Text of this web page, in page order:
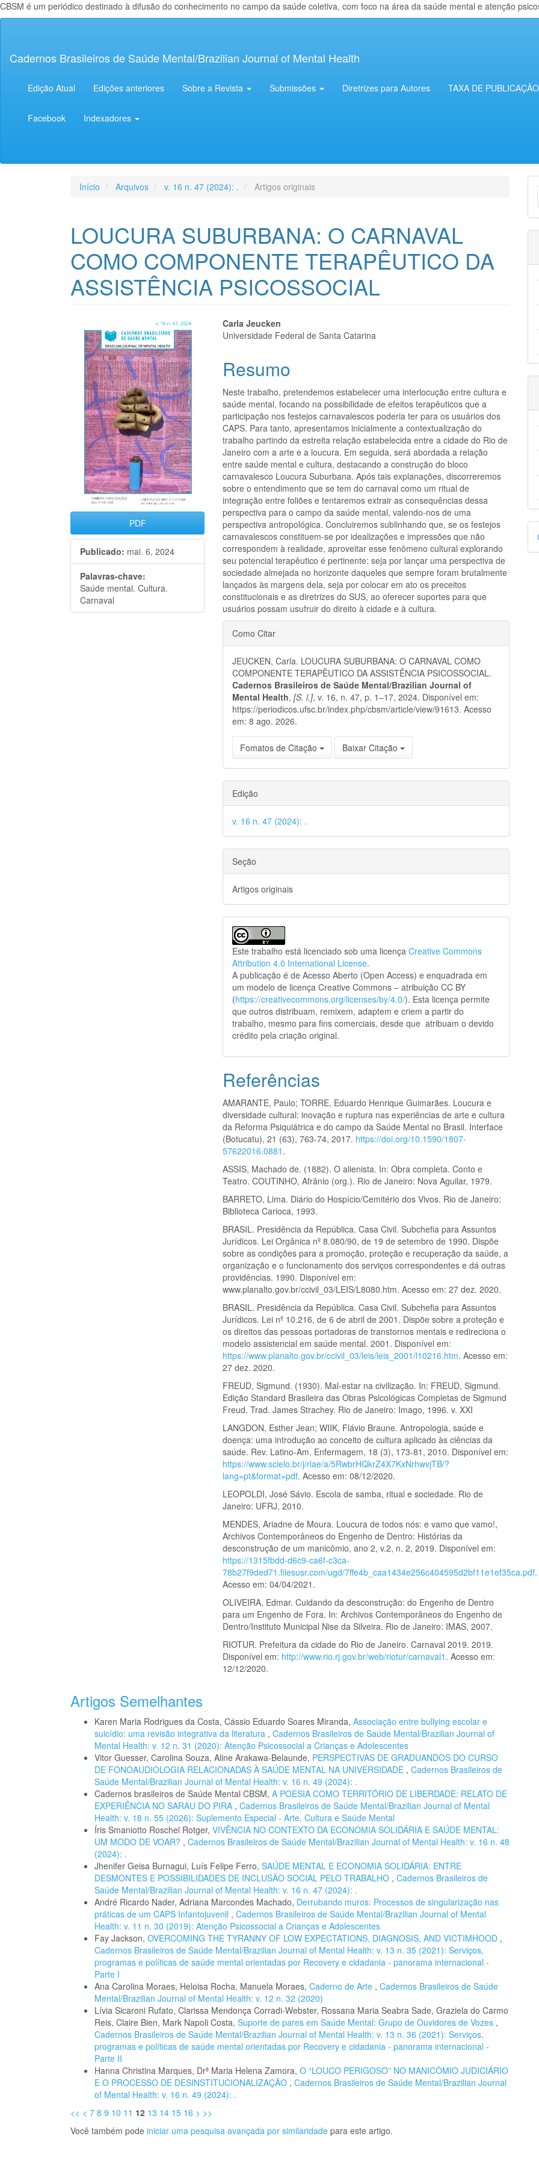
CBSM é um periódico destinado à difusão do conhecimento no campo da saúde coletiva, com foco na área da saúde mental e atenção
principal
Lateral
Cadernos Brasileiros de Saúde Mental/Brazilian Journal of Mental Health
Edição Atual Edições anteriores Sobre a Revista Submissões Diretrizes para Autores TAXA DE PUBLICAÇÃO
Facebook Indexadores
Início Arquivos v. 16 n. 47 (2024): . Artigos originais
LOUCURA SUBURBANA: O CARNAVAL
COMO COMPONENTE TERAPÊUTICO DA
ASSISTÊNCIA PSICOSSOCIAL
Barra
lateral
de
artigos
PDF
Publicado: mai. 6, 2024
Palavras-chave:
Saúde mental. Cultura.
Carnaval
Conteúdo
artigo
principal
Carla Jeucken
Universidade Federal de Santa Catarina
Resumo
Neste trabalho, pretendemos estabelecer uma interlocução entre cultura e
saúde mental, focando na possibilidade de efeitos terapêuticos que a
participação nos festejos carnavalescos poderia ter para os usuários dos
CAPS. Para tanto, apresentamos inicialmente a contextualização do
trabalho partindo da estreita relação estabelecida entre a cidade do Rio de
Janeiro com a arte e a loucura. Em seguida, será abordada a relação
entre saúde mental e cultura, destacando a construção do bloco
carnavalesco Loucura Suburbana. Após tais explanações, discorreremos
sobre o entendimento que se tem do carnaval como um ritual de
integração entre foliões e tentaremos extrair as consequências dessa
perspectiva para o campo da saúde mental, valendo-nos de uma
perspectiva antropológica. Concluiremos sublinhando que, se os festejos
carnavalescos constituem-se por idealizações e impressões que não
correspondem à realidade, aproveitar esse fenômeno cultural explorando
seu potencial terapêutico é pertinente: seja por lançar uma perspectiva de
sociedade almejada no horizonte daqueles que sempre foram brutalmente
lançados às margens dela, seja por colocar em ato os preceitos
constitucionais e as diretrizes do SUS, ao oferecer suportes para que
usuários possam usufruir do direito à cidade e à cultura.
Detalhes
do
artigo
Como Citar
JEUCKEN, Carla. LOUCURA SUBURBANA: O CARNAVAL COMO
COMPONENTE TERAPÊUTICO DA ASSISTÊNCIA PSICOSSOCIAL.
Cadernos Brasileiros de Saúde Mental/Brazilian Journal of
Mental Health,[S. l.], v. 16, n. 47, p. 1–17, 2024. Disponível em:
https://periodicos.ufsc.br/index.php/cbsm/article/view/91613. Acesso
em: 8 ago. 2026.
Fomatos de Citação Baixar Citação
Edição
v. 16 n. 47 (2024): .
Seção
Artigos originais
Este trabalho está licenciado sob uma licençaCreative Commons
Attribution 4.0 International License.
A publicação é de Acesso Aberto (Open Access) e enquadrada em
um modelo de licença Creative Commons – atribuição CC BY
(https://creativecommons.org/licenses/by/4.0/). Esta licença permite
que outros distribuam, remixem, adaptem e criem a partir do
trabalho, mesmo para fins comerciais, desde que atribuam o devido
crédito pela criação original.
Referências
AMARANTE, Paulo; TORRE, Eduardo Henrique Guimarães. Loucura e
diversidade cultural: inovação e ruptura nas experiências de arte e cultura
da Reforma Psiquiátrica e do campo da Saúde Mental no Brasil. Interface
(Botucatu), 21 (63), 763-74, 2017. https://doi.org/10.1590/1807-
57622016.0881 .
ASSIS, Machado de. (1882). O alienista. In: Obra completa. Conto e
Teatro. COUTINHO, Afrânio (org.). Rio de Janeiro: Nova Aguilar, 1979.
BARRETO, Lima. Diário do Hospício/Cemitério dos Vivos. Rio de Janeiro:
Biblioteca Carioca, 1993.
BRASIL. Presidência da República. Casa Civil. Subchefia para Assuntos
Jurídicos. Lei Orgânica nº 8.080/90, de 19 de setembro de 1990. Dispõe
sobre as condições para a promoção, proteção e recuperação da saúde, a
organização e o funcionamento dos serviços correspondentes e dá outras
providências. 1990. Disponível em:
www.planalto.gov.br/ccivil_03/LEIS/L8080.htm. Acesso em: 27 dez. 2020.
BRASIL. Presidência da República. Casa Civil. Subchefia para Assuntos
Jurídicos. Lei nº 10.216, de 6 de abril de 2001. Dispõe sobre a proteção e
os direitos das pessoas portadoras de transtornos mentais e redireciona o
modelo assistencial em saúde mental. 2001. Disponível em:
https://www.planalto.gov.br/ccivil_03/leis/leis_2001/l10216.htm. Acesso em:
27 dez. 2020.
FREUD, Sigmund. (1930). Mal-estar na civilização. In: FREUD, Sigmund.
Edição Standard Brasileira das Obras Psicológicas Completas de Sigmund
Freud. Trad. James Strachey. Rio de Janeiro: Imago, 1996. v. XXI
LANGDON, Esther Jean; WIIK, Flávio Braune. Antropologia, saúde e
doença: uma introdução ao conceito de cultura aplicado às ciências da
saúde. Rev. Latino-Am. Enfermagem, 18 (3), 173-81, 2010. Disponível em:
https://www.scielo.br/j/rlae/a/5RwbrHQkrZ4X7KxNrhwvjTB/?
lang=pt&format=pdf. Acesso em: 08/12/2020.
LEOPOLDI, José Sávio. Escola de samba, ritual e sociedade. Rio de
Janeiro: UFRJ, 2010.
MENDES, Ariadne de Moura. Loucura de todos nós: e vamo que vamo!,
Archivos Contemporâneos do Engenho de Dentro: Histórias da
desconstrução de um manicômio, ano 2, v.2, n. 2, 2019. Disponível em:
https://1315fbdd-d6c9-ca6f-c3ca-
78b27f9ded71.filesusr.com/ugd/7ffe4b_caa1434e256c404595d2bf11e1ef35ca.pdf.
Acesso em: 04/04/2021.
OLIVEIRA, Edmar. Cuidando da desconstrução: do Engenho de Dentro
para um Engenho de Fora. In: Archivos Contemporâneos do Engenho de
Dentro/Instituto Municipal Nise da Silveira. Rio de Janeiro: IMAS, 2007.
RIOTUR. Prefeitura da cidade do Rio de Janeiro. Carnaval 2019. 2019.
Disponível em: http://www.rio.rj.gov.br/web/riotur/carnaval1 . Acesso em:
12/12/2020.
Artigos Semelhantes
Karen Maria Rodrigues da Costa, Cássio Eduardo Soares Miranda, Associação entre bullying escolar e
suicídio: uma revisão integrativa da literatura , Cadernos Brasileiros de Saúde Mental/Brazilian Journal of
Mental Health: v. 12 n. 31 (2020): Atenção Psicossocial a Crianças e Adolescentes
Vitor Guesser, Carolina Souza, Aline Arakawa-Belaunde, PERSPECTIVAS DE GRADUANDOS DO CURSO
DE FONOAUDIOLOGIA RELACIONADAS À SAÚDE MENTAL NA UNIVERSIDADE , Cadernos Brasileiros de
Saúde Mental/Brazilian Journal of Mental Health: v. 16 n. 49 (2024): .
Cadernos brasileiros de Saúde Mental CBSM, A POESIA COMO TERRITÓRIO DE LIBERDADE: RELATO DE
EXPERIÊNCIA NO SARAU DO PIRA , Cadernos Brasileiros de Saúde Mental/Brazilian Journal of Mental
Health: v. 18 n. 55 (2026): Suplemento Especial - Arte, Cultura e Saúde Mental
Íris Smaniotto Roschel Rotger, VIVÊNCIA NO CONTEXTO DA ECONOMIA SOLIDÁRIA E SAÚDE MENTAL:
UM MODO DE VOAR? , Cadernos Brasileiros de Saúde Mental/Brazilian Journal of Mental Health: v. 16 n. 48
(2024): .
Jhenifer Geisa Burnagui, Luís Felipe Ferro, SAÚDE MENTAL E ECONOMIA SOLIDÁRIA: ENTRE
DESMONTES E POSSIBILIDADES DE INCLUSÃO SOCIAL PELO TRABALHO , Cadernos Brasileiros de
Saúde Mental/Brazilian Journal of Mental Health: v. 16 n. 47 (2024): .
André Ricardo Nader, Adriana Marcondes Machado, Derrubando muros: Processos de singularização nas
práticas de um CAPS Infantojuvenil , Cadernos Brasileiros de Saúde Mental/Brazilian Journal of Mental
Health: v. 11 n. 30 (2019): Atenção Psicossocial a Crianças e Adolescentes
Fay Jackson, OVERCOMING THE TYRANNY OF LOW EXPECTATIONS, DIAGNOSIS, AND VICTIMHOOD ,
Cadernos Brasileiros de Saúde Mental/Brazilian Journal of Mental Health: v. 13 n. 35 (2021): Serviços,
programas e políticas de saúde mental orientadas por Recovery e cidadania - panorama internacional -
Parte I
Ana Carolina Moraes, Heloisa Rocha, Manuela Moraes, Caderno de Arte , Cadernos Brasileiros de Saúde
Mental/Brazilian Journal of Mental Health: v. 12 n. 32 (2020)
Lívia Sicaroni Rufato, Clarissa Mendonça Corradi-Webster, Rossana Maria Seabra Sade, Graziela do Carmo
Reis, Claire Bien, Mark Napoli Costa, Suporte de pares em Saúde Mental: Grupo de Ouvidores de Vozes ,
Cadernos Brasileiros de Saúde Mental/Brazilian Journal of Mental Health: v. 13 n. 36 (2021): Serviços,
programas e políticas de saúde mental orientadas por Recovery e cidadania - panorama internacional -
Parte II
Hanna Christina Marques, Drª Maria Helena Zamora, O “LOUCO PERIGOSO” NO MANICÔMIO JUDICIÁRIO
E O PROCESSO DE DESINSTITUCIONALIZAÇÃO , Cadernos Brasileiros de Saúde Mental/Brazilian Journal
of Mental Health: v. 16 n. 49 (2024): .
<< < 7 8 9 10 11 12 13 14 15 16 > >>
Você também pode iniciar uma pesquisa avançada por similaridade para este artigo.